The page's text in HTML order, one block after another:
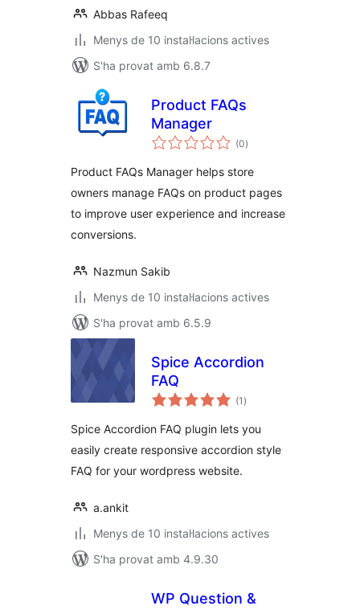
Abbas Rafeeq
Menys de 10 instal·lacions actives
S'ha provat amb 6.8.7
Product FAQs
Manager
(0puntuacions
totals
)
Product FAQs Manager helps store
owners manage FAQs on product pages
to improve user experience and increase
conversions.
Nazmun Sakib
Menys de 10 instal·lacions actives
S'ha provat amb 6.5.9
Spice Accordion
FAQ
(1 puntuacions
totals
)
Spice Accordion FAQ plugin lets you
easily create responsive accordion style
FAQ for your wordpress website.
a.ankit
Menys de 10 instal·lacions actives
S'ha provat amb 4.9.30
WP Question &